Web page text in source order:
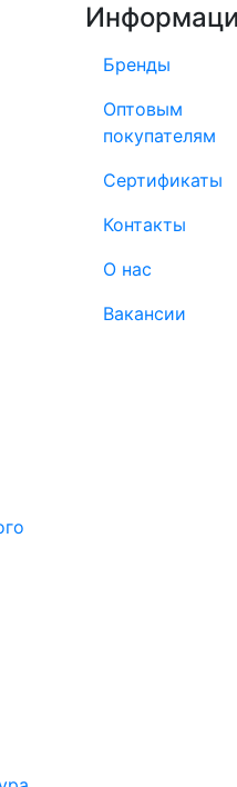
Бренды
Оптовым
покупателям
Сертификаты
Контакты
О нас
Вакансии